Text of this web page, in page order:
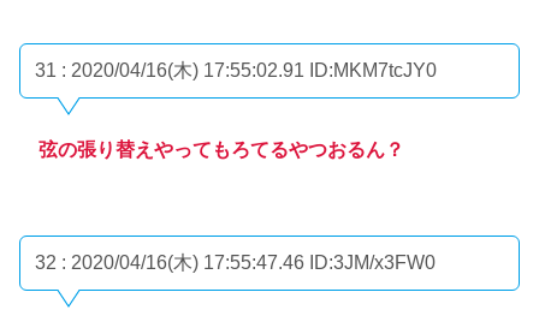
31 : 2020/04/16(木) 17:55:02.91 ID:MKM7tcJY0
弦の張り替えやってもろてるやつおるん？
32 : 2020/04/16(木) 17:55:47.46 ID:3JM/x3FW0